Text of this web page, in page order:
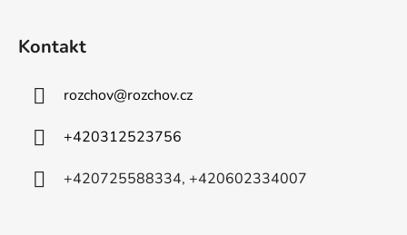
Kontakt
rozchov@rozchov.cz
+420312523756
+420725588334, +420602334007